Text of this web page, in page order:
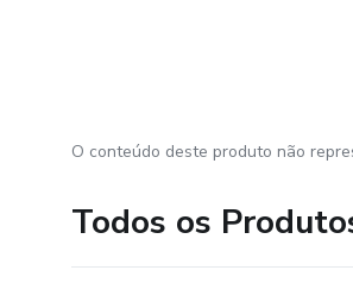
O conteúdo deste produto não
Todos os